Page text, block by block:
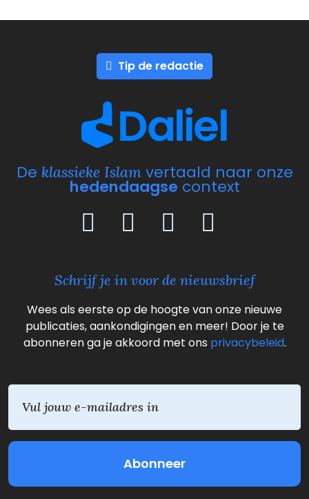
Tip de redactie
De klassieke Islamvertaald naar onze
hedendaagse context
Schrijf je in voor de nieuwsbrief
Wees als eerste op de hoogte van onze nieuwe
publicaties, aankondigingen en meer! Door je te
abonneren ga je akkoord met ons privacybeleid.
m
i
l
V